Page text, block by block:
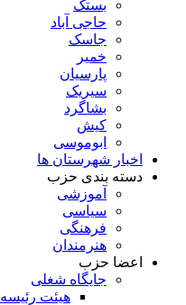
بستک
حاجی آباد
جاسک
خمیر
پارسیان
سیریک
بشاگرد
کیش
ابوموسی
اخبار شهرستان ها
دسته بندی حزب
آموزشی
سیاسی
فرهنگی
هنرمندان
اعضا حزب
جایگاه شغلی
هیئت رئیسه